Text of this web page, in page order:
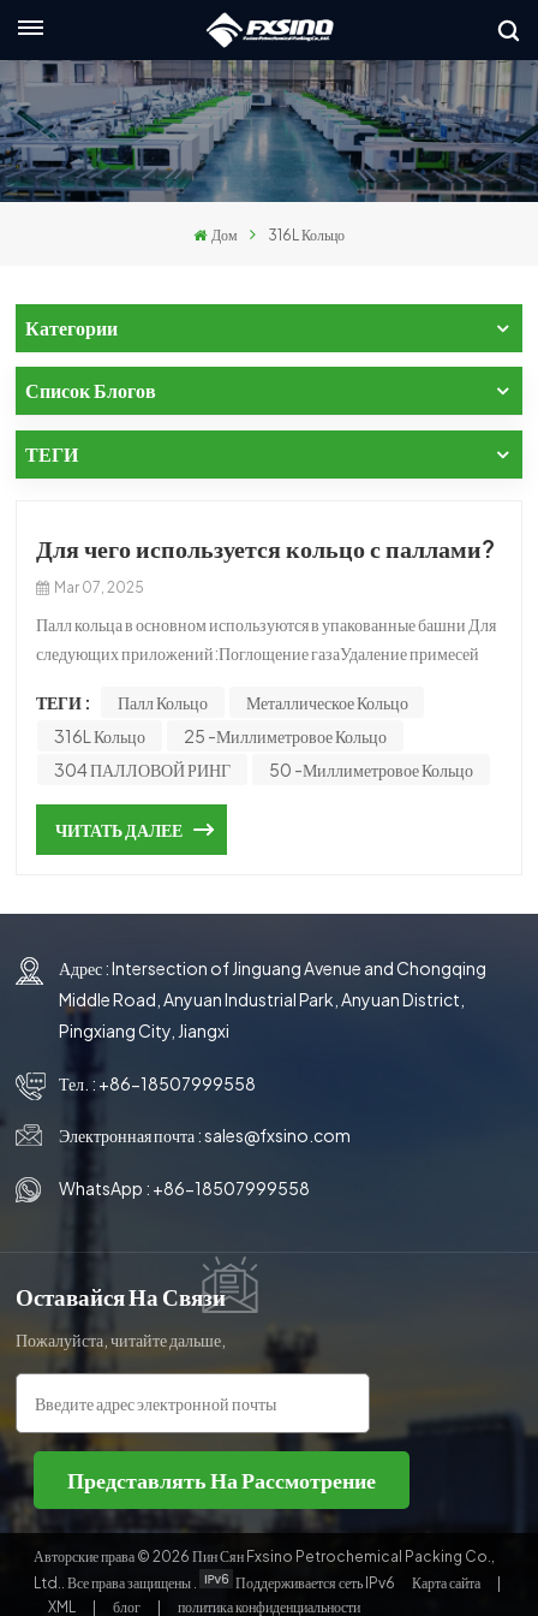
국의
Дом 316L Кольцо
Категории
Список Блогов
ТЕГИ
Для чего используется кольцо с паллами?
Mar 07, 2025
Палл кольца в основном используются в упакованные башни Для
следующих приложений:Поглощение газаУдаление примесей
Co₂, H₂S, SO₂ удаление в десульфуризации дымовых
газов).Пример: очистка кислых газов в химических
растениях.ДистилляцияРазделение жидких смесей на основе их
для усовершенствования сырой нефти).РаздеватьУдаление
летучих компонентов из жидкостей (например, листовка
охлаждающих башнях или теплообменниках для повышения
контакта между реагентами в каталитических или реактивных
процессах дистилляции.
ТЕГИ : Палл Кольцо
Металлическое Кольцо
316L Кольцо
25 -миллиметровое Кольцо
304 ПАЛЛОВОЙ РИНГ
50 -миллиметровое Кольцо
ЧИТАТЬ ДАЛЕЕ
Адрес : Intersection of Jinguang Avenue and Chongqing
Middle Road, Anyuan Industrial Park, Anyuan District,
Pingxiang City, Jiangxi
Тел. : +86-18507999558
Электронная почта :sales@fxsino.com
WhatsApp : +86-18507999558
Оставайся На Связи
Пожалуйста, читайте дальше,
оставайтесь в курсе,
подписывайтесь, и мы будем рады,
если вы поделитесь с нами своим
мнением.
Представлять На Рассмотрение
Авторские права © 2026 Пин Сян Fxsino Petrochemical Packing Co.,
Ltd.. Все права защищены .
Поддерживается сеть IPv6 Карта сайта
XML
блог политика конфиденциальности